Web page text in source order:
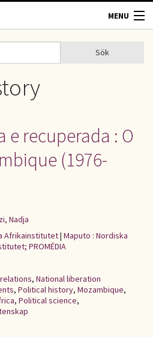
MENU
Sök
e recuperada : O
(1976-
Nadja
Afrikainstitutet| Maputo : Nordiska
PROMÉDIA
, National liberation
, Political history, Mozambique,
, Political science,